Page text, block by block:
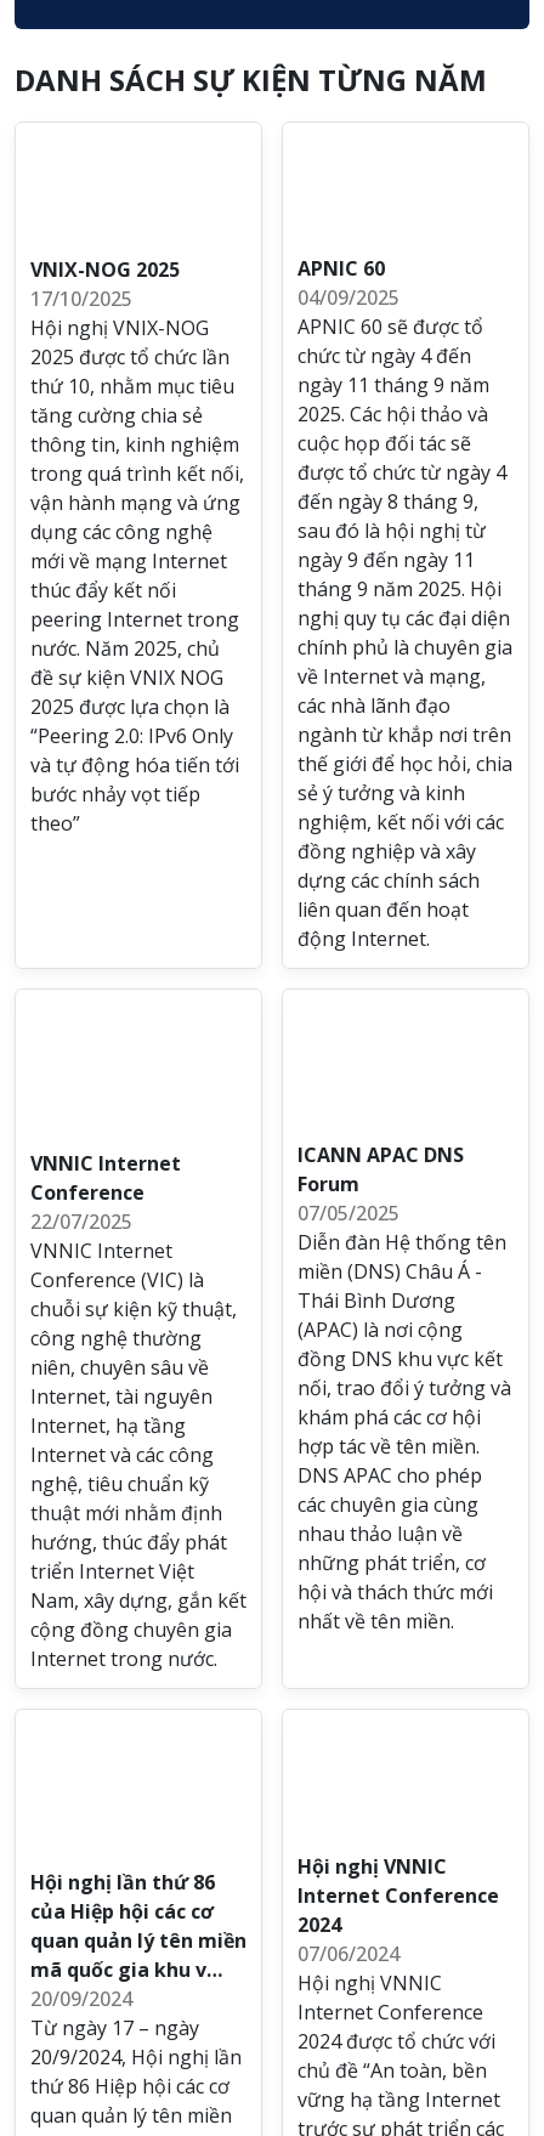
DANH SÁCH SỰ KIỆN TỪNG NĂM
VNIX-NOG 2025
17/10/2025
Hội nghị VNIX-NOG
2025 được tổ chức lần
thứ 10, nhằm mục tiêu
tăng cường chia sẻ
thông tin, kinh nghiệm
trong quá trình kết nối,
vận hành mạng và ứng
dụng các công nghệ
mới về mạng Internet
thúc đẩy kết nối
peering Internet trong
nước. Năm 2025, chủ
đề sự kiện VNIX NOG
2025 được lựa chọn là
“Peering 2.0: IPv6 Only
và tự động hóa tiến tới
bước nhảy vọt tiếp
theo”
APNIC 60
04/09/2025
APNIC 60 sẽ được tổ
chức từ ngày 4 đến
ngày 11 tháng 9 năm
2025. Các hội thảo và
cuộc họp đối tác sẽ
được tổ chức từ ngày 4
đến ngày 8 tháng 9,
sau đó là hội nghị từ
ngày 9 đến ngày 11
tháng 9 năm 2025. Hội
nghị quy tụ các đại diện
chính phủ là chuyên gia
về Internet và mạng,
các nhà lãnh đạo
ngành từ khắp nơi trên
thế giới để học hỏi, chia
sẻ ý tưởng và kinh
nghiệm, kết nối với các
đồng nghiệp và xây
dựng các chính sách
liên quan đến hoạt
động Internet.
VNNIC Internet
Conference
22/07/2025
VNNIC Internet
Conference (VIC) là
chuỗi sự kiện kỹ thuật,
công nghệ thường
niên, chuyên sâu về
Internet, tài nguyên
Internet, hạ tầng
Internet và các công
nghệ, tiêu chuẩn kỹ
thuật mới nhằm định
hướng, thúc đẩy phát
triển Internet Việt
Nam, xây dựng, gắn kết
cộng đồng chuyên gia
Internet trong nước.
ICANN APAC DNS
Forum
07/05/2025
Diễn đàn Hệ thống tên
miền (DNS) Châu Á -
Thái Bình Dương
(APAC) là nơi cộng
đồng DNS khu vực kết
nối, trao đổi ý tưởng và
khám phá các cơ hội
hợp tác về tên miền.
DNS APAC cho phép
các chuyên gia cùng
nhau thảo luận về
những phát triển, cơ
hội và thách thức mới
nhất về tên miền.
Hội nghị lần thứ 86
của Hiệp hội các cơ
quan quản lý tên miền
mã quốc gia khu v…
20/09/2024
Từ ngày 17 – ngày
20/9/2024, Hội nghị lần
thứ 86 Hiệp hội các cơ
quan quản lý tên miền
Hội nghị VNNIC
Internet Conference
2024
07/06/2024
Hội nghị VNNIC
Internet Conference
2024 được tổ chức với
chủ đề “An toàn, bền
vững hạ tầng Internet
trước sự phát triển các